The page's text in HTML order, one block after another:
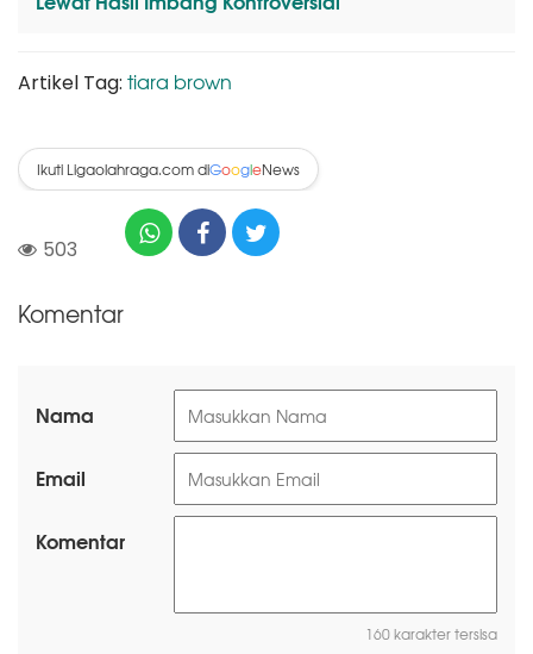
Artikel Tag: tiara brown
Ikuti Ligaolahraga.com diGoogleNews
503
Komentar
Nama
Email
Komentar
160 karakter tersisa